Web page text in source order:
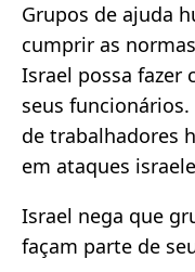
Grupos de ajuda
cumprir as
Israel possa fazer
seus
de trabalhadores
em ataques
Israel nega que
façam parte de